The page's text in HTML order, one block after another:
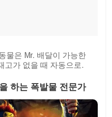
물은 Mr. 배달이 가능한
고가 없을 때 자동으로.
하는 폭발물 전문가